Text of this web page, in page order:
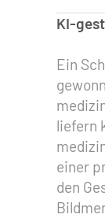
KI-
Ein
liefern
einer
den